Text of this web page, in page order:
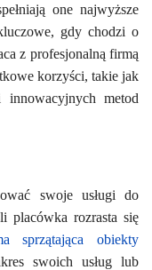
one najwyższe
gdy chodzi o
z profesjonalną firmą
korzyści, takie jak
metod
swoje usługi do
placówka rozrasta się
sprzątająca obiekty
swoich usług lub